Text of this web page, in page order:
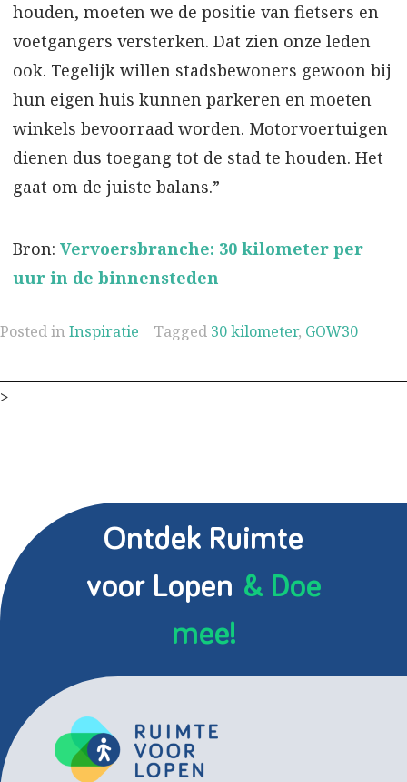
houden, moeten we de positie van fietsers en
voetgangers versterken. Dat zien onze leden
ook. Tegelijk willen stadsbewoners gewoon bij
hun eigen huis kunnen parkeren en moeten
winkels bevoorraad worden. Motorvoertuigen
dienen dus toegang tot de stad te houden. Het
gaat om de juiste balans.”
Bron: Vervoersbranche: 30 kilometer per
uur in de binnensteden
Posted in Inspiratie Tagged 30 kilometer, GOW30
>
Ontdek Ruimte
voor Lopen & Doe
mee!